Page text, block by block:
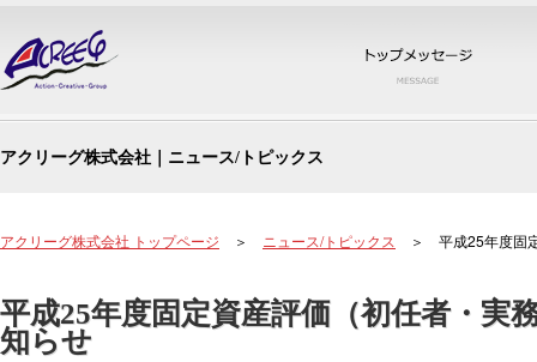
アクリーグ株式会社｜ニュース/トピックス
アクリーグ株式会社 トップページ ＞ ニュース/トピックス ＞ 平成25年度固定
平成25年度固定資産評価（初任者・実
知らせ